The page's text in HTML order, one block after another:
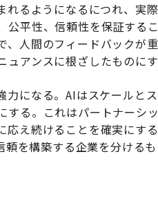
るようになるにつれ、実
公平性、信頼性を保証する
人間のフィードバックが
アンスに根ざしたものにす
になる。AIはスケールと
する。これはパートナーシ
応え続けることを確実にす
を構築する企業を分けるも